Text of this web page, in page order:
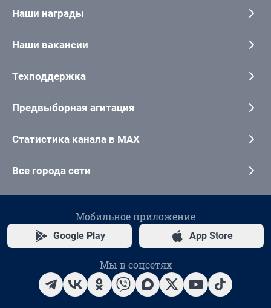
Наши награды
Наши вакансии
Техподдержка
Предвыборная агитация
Статистика канала в MAX
Все города сети
Мобильное приложение
Google Play App Store
Мы в соцсетях